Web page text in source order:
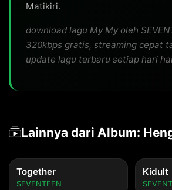
Matikiri.
download lagu My My oleh
320kbps gratis, streaming cepat
update lagu terbaru setiap hari
Lainnya dari Album:
Together
SEVENTEEN
Kidult